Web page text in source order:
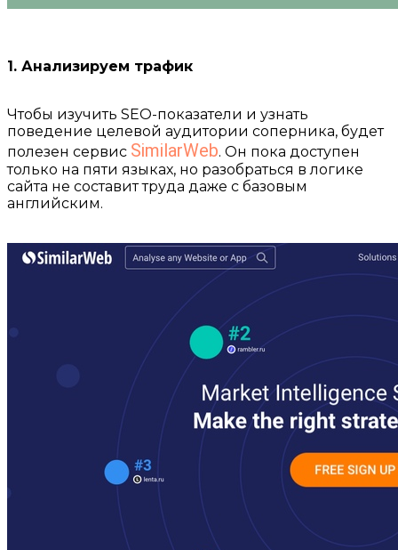
1. Анализируем трафик
Чтобы изучить SEO-показатели и узнать
поведение целевой аудитории соперника, будет
полезен сервис SimilarWeb. Он пока доступен
только на пяти языках, но разобраться в логике
сайта не составит труда даже с базовым
английским.